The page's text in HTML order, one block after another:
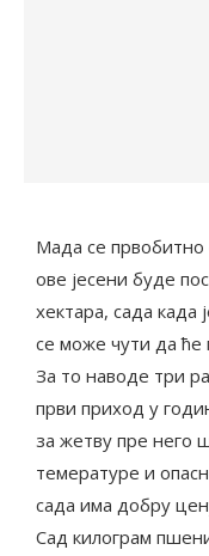
Мада се
ове јесени буде
хектара, сада када
се може чути да
За то наводе три
први приход у
за жетву пре него
темературе и
сада има добру
Сад килограм